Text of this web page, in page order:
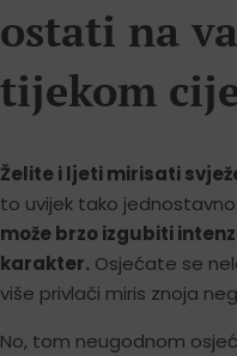
ostati na
tijekom
Želite i ljeti mirisati
to uvijek tako
može brzo izgubiti
karakter. Osjećate se
više privlači miris znoja
No, tom neugodnom